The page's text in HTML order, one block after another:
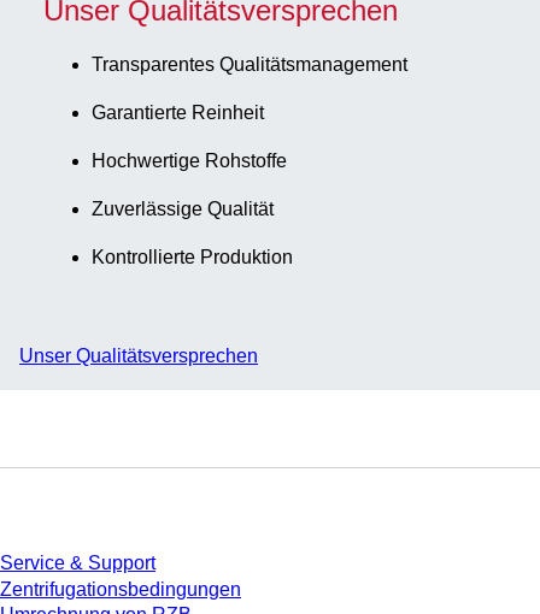
Unser Qualitätsversprechen
Transparentes Qualitätsmanagement
Garantierte Reinheit
Hochwertige Rohstoffe
Zuverlässige Qualität
Kontrollierte Produktion
Unser Qualitätsversprechen
Service & Support
Zentrifugationsbedingungen